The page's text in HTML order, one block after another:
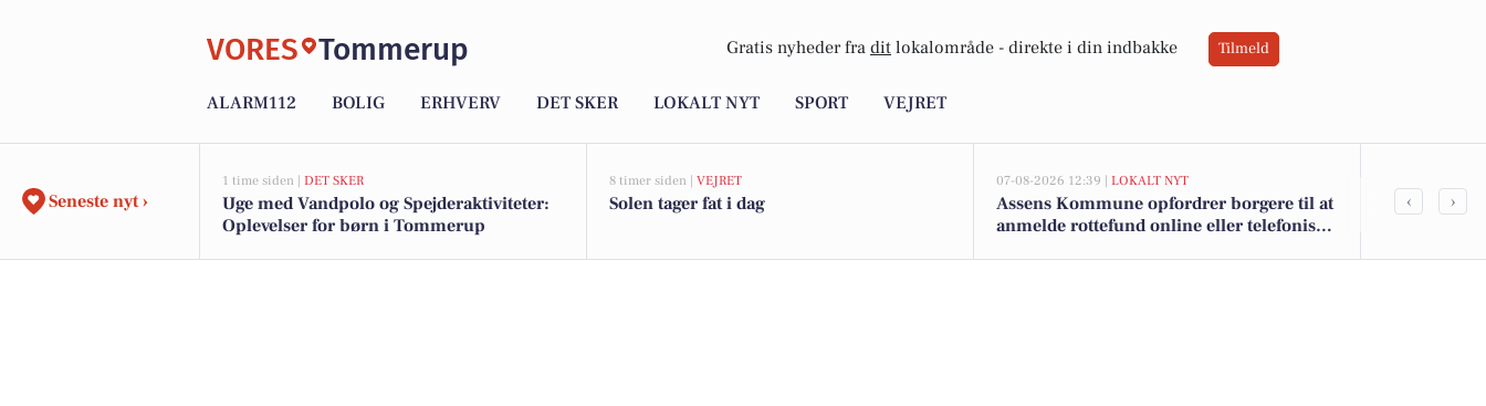
VORES Tommerup Gratis nyheder fra dit lokalområde - direkte i din indbakke Tilmeld
ALARM112 BOLIG ERHVERV DET SKER LOKALT NYT SPORT VEJRET
Seneste nyt ›
1 time siden | DET SKER
Uge med Vandpolo og Spejderaktiviteter:
Oplevelser for børn i Tommerup
8 timer siden | VEJRET
Solen tager fat i dag
07-08-2026 12:39 | LOKALT NYT
Assens Kommune opfordrer borgere til at
anmelde rottefund online eller telefonisk
Top 6 over
‹ ›